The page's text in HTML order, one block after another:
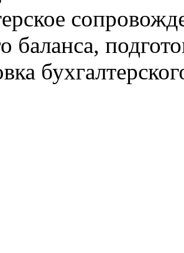
баланса,